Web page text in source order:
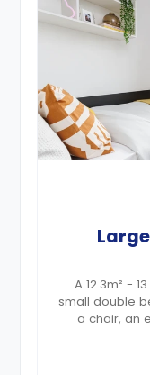
A 12.3m² -
small double
a chair, an
area